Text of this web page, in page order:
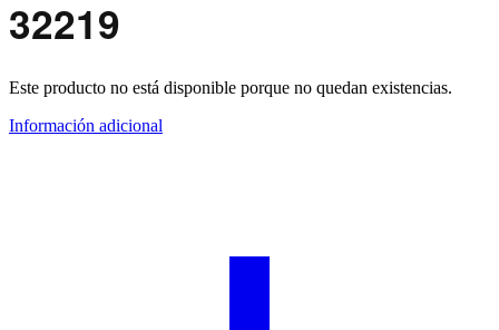
32219
Este producto no está disponible porque no quedan existencias.
Información adicional